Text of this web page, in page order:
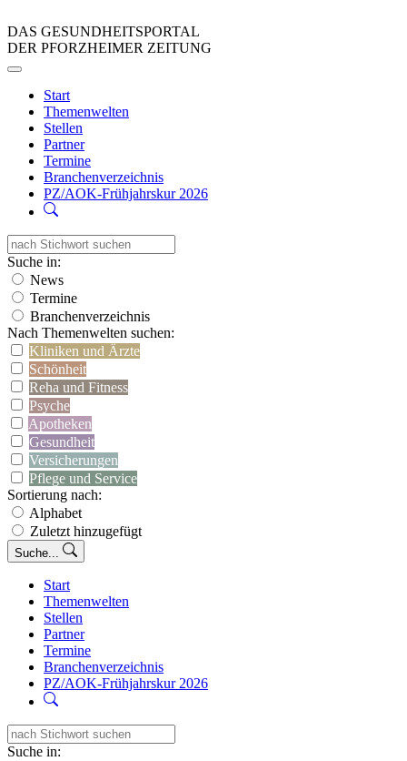
DAS GESUNDHEITSPORTAL
DER PFORZHEIMER ZEITUNG
Start
Themenwelten
Stellen
Partner
Termine
Branchenverzeichnis
PZ/AOK-Frühjahrskur 2026
Suche in:
News
Termine
Branchenverzeichnis
Nach Themenwelten suchen:
Kliniken und Ärzte
Schönheit
Reha und Fitness
Psyche
Apotheken
Gesundheit
Versicherungen
Pflege und Service
Sortierung nach:
Alphabet
Zuletzt hinzugefügt
Suche...
Start
Themenwelten
Stellen
Partner
Termine
Branchenverzeichnis
PZ/AOK-Frühjahrskur 2026
Suche in: